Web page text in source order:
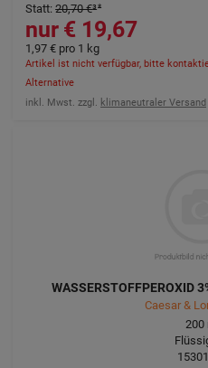
19,67 €
Statt: 20,70 €³
Artikel ist nicht verfügbar, bitte
Alternative
inkl. Mwst. zzgl. klimaneutraler Versand
1,97 € pro 1 kg
WASSERSTOFFPEROXID
Caesar &
200